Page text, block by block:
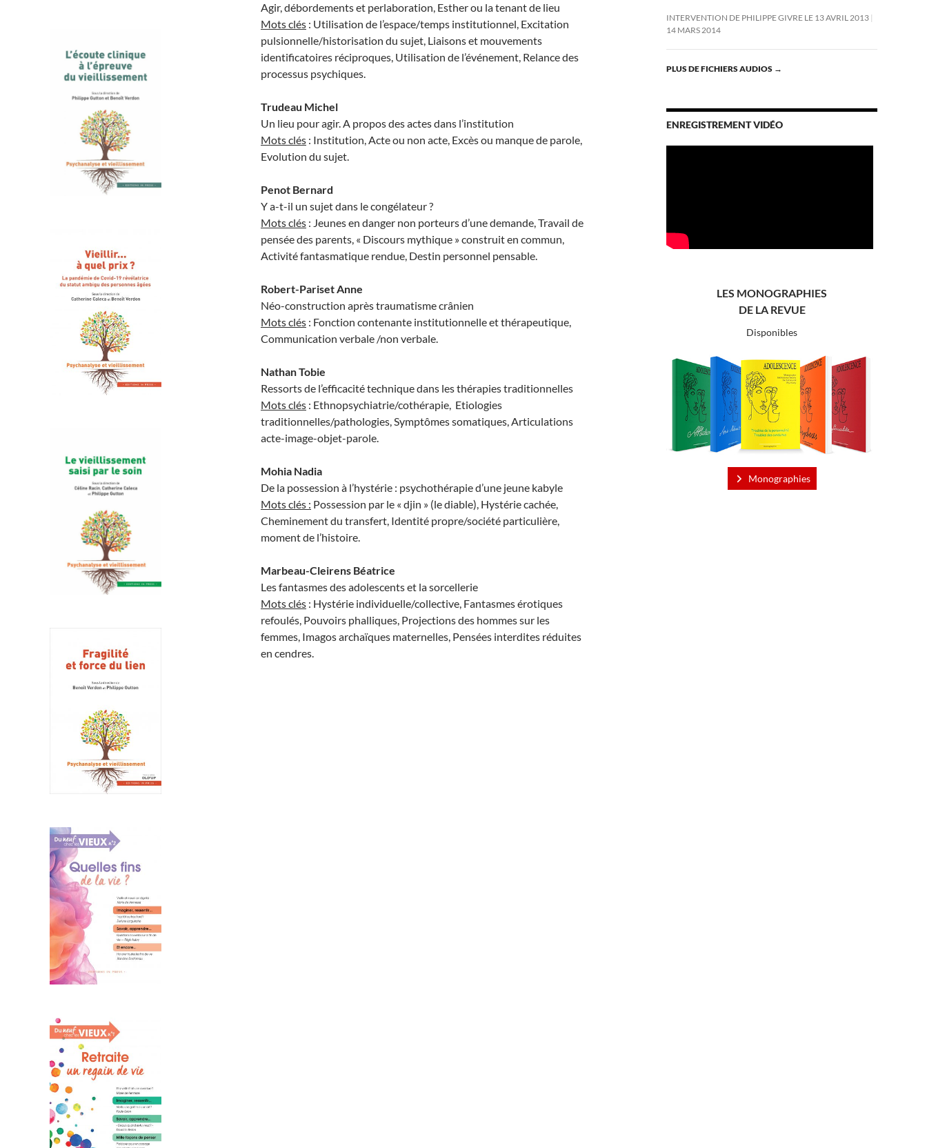
Agir, débordements et perlaboration, Esther ou la tenant de lieu
Mots clés : Utilisation de l’espace/temps institutionnel, Excitation
pulsionnelle/historisation du sujet, Liaisons et mouvements
identificatoires réciproques, Utilisation de l’événement, Relance des
processus psychiques.
Trudeau Michel
Un lieu pour agir. A propos des actes dans l’institution
Mots clés : Institution, Acte ou non acte, Excès ou manque de parole,
Evolution du sujet.
Penot Bernard
Y a-t-il un sujet dans le congélateur ?
Mots clés : Jeunes en danger non porteurs d’une demande, Travail de
pensée des parents, « Discours mythique » construit en commun,
Activité fantasmatique rendue, Destin personnel pensable.
Robert-Pariset Anne
Néo-construction après traumatisme crânien
Mots clés : Fonction contenante institutionnelle et thérapeutique,
Communication verbale /non verbale.
Nathan Tobie
Ressorts de l’efficacité technique dans les thérapies traditionnelles
Mots clés : Ethnopsychiatrie/cothérapie, Etiologies
traditionnelles/pathologies, Symptômes somatiques, Articulations
acte-image-objet-parole.
Mohia Nadia
De la possession à l’hystérie : psychothérapie d’une jeune kabyle
Mots clés : Possession par le « djin » (le diable), Hystérie cachée,
Cheminement du transfert, Identité propre/société particulière,
moment de l’histoire.
Marbeau-Cleirens Béatrice
Les fantasmes des adolescents et la sorcellerie
Mots clés : Hystérie individuelle/collective, Fantasmes érotiques
refoulés, Pouvoirs phalliques, Projections des hommes sur les
femmes, Imagos archaïques maternelles, Pensées interdites réduites
en cendres.
haut/bas
ou
INTERVENTION DE PHILIPPE GIVRE LE 13 AVRIL 2013
14 MARS 2014
PLUS DE FICHIERS AUDIOS →
ENREGISTREMENT VIDÉO
LES MONOGRAPHIES
DE LA REVUE
Disponibles
Monographies